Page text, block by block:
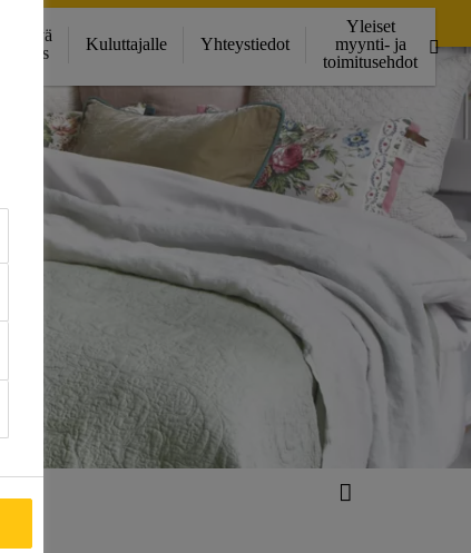
Kestävä
kehitys
Kuluttajalle Yhteystiedot
Yleiset
myynti- ja
toimitusehdot